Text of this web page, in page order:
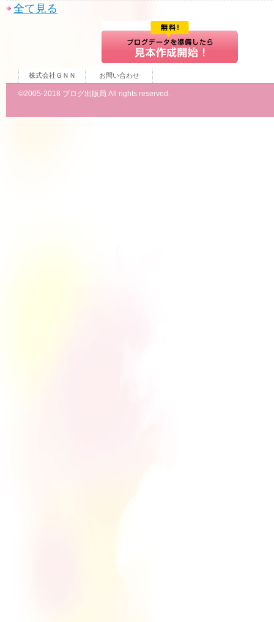
全て見る
株式会社ＧＮＮ お問い合わせ
©2005-2018 ブログ出版局 All rights reserved.